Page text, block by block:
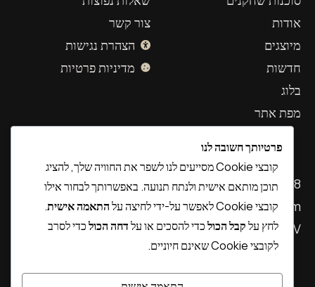
אודות
מיוצגים
חדשות
בלוג
מפת אתר
צור קשר
הצהרת נגישות
מדיניות פרטיות
03-7314588
castart@gmail.com
Alon Towers 2, Yigal Alon94 TLV
פרטיותך חשובה לנו
קובצי Cookie מסייעים לנו לשפר את החוויה שלך, להציג
תוכן מותאם אישית ולנתח תנועה. באפשרותך לבחור אילו
קובצי Cookie לאפשר על-ידי לחיצה על
התאמה אישית.
לחץ עלקבל הכולכדי להסכים או עלדחה הכולכדי לסרב
לקובצי Cookie שאינם חיוניים.